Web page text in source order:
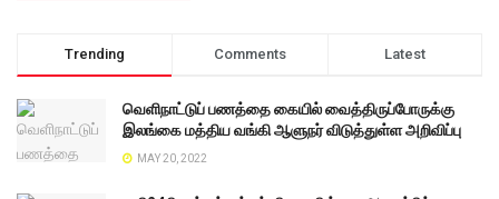
Trending Comments Latest
வெளிநாட்டுப் பணத்தை கையில் வைத்திருப்போருக்கு
இலங்கை மத்திய வங்கி ஆளுநர் விடுத்துள்ள அறிவிப்பு
MAY 20, 2022